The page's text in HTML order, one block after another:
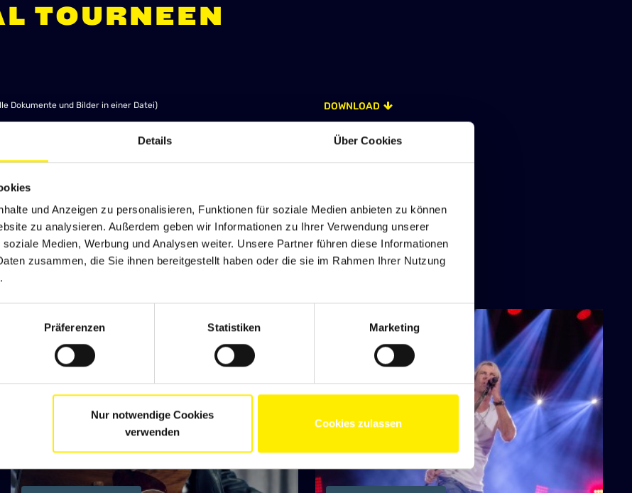
Details Über Cookies
und Anzeigen zu personalisieren, Funktionen für soziale Medien anbieten zu können
zu analysieren. Außerdem geben wir Informationen zu Ihrer Verwendung unserer
Medien, Werbung und Analysen weiter. Unsere Partner führen diese Informationen
zusammen, die Sie ihnen bereitgestellt haben oder die sie im Rahmen Ihrer Nutzung
Präferenzen Statistiken Marketing
Nur notwendige Cookies
verwenden
Cookies zulassen
TOURNEEN
Dokumente und Bilder in einer Datei) DOWNLOAD
pdf
DOWNLOAD